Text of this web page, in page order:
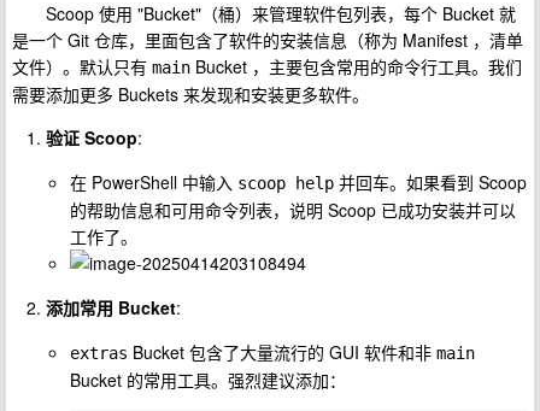
Scoop 使用 "Bucket"（桶）来管理软件包列表，每个 Bucket 就
是一个 Git 仓库，里面包含了软件的安装信息（称为 Manifest ，清单
文件）。默认只有 main Bucket ，主要包含常用的命令行工具。我们
需要添加更多 Buckets 来发现和安装更多软件。
验证 Scoop:
在 PowerShell 中输入 scoop help 并回车。如果看到 Scoop
的帮助信息和可用命令列表，说明 Scoop 已成功安装并可以
工作了。
添加常用 Bucket:
extras Bucket 包含了大量流行的 GUI 软件和非 main
Bucket 的常用工具。强烈建议添加：